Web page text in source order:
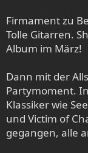
Firmament zu
Tolle Gitarren.
Album im März!
Dann mit der
Partymoment.
Klassiker wie
und Victim of
gegangen, alle